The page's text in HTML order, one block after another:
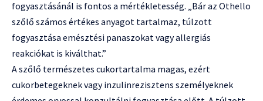
fogyasztásánál is fontos a mértékletesség. „Bár az Othello
szőlő számos értékes anyagot tartalmaz, túlzott
fogyasztása emésztési panaszokat vagy allergiás
reakciókat is kiválthat.”
A szőlő természetes cukortartalma magas, ezért
cukorbetegeknek vagy inzulinrezisztens személyeknek